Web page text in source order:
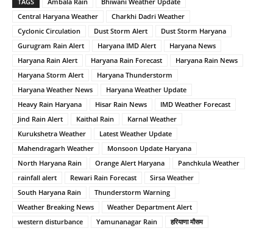
Central Haryana Weather
Charkhi Dadri Weather
Cyclonic Circulation
Dust Storm Alert
Dust Storm Haryana
Gurugram Rain Alert
Haryana IMD Alert
Haryana News
Haryana Rain Alert
Haryana Rain Forecast
Haryana Rain News
Haryana Storm Alert
Haryana Thunderstorm
Haryana Weather News
Haryana Weather Update
Heavy Rain Haryana
Hisar Rain News
IMD Weather Forecast
Jind Rain Alert
Kaithal Rain
Karnal Weather
Kurukshetra Weather
Latest Weather Update
Mahendragarh Weather
Monsoon Update Haryana
North Haryana Rain
Orange Alert Haryana
Panchkula Weather
rainfall alert
Rewari Rain Forecast
Sirsa Weather
South Haryana Rain
Thunderstorm Warning
Weather Breaking News
Weather Department Alert
western disturbance
Yamunanagar Rain हरियाणा मौसम